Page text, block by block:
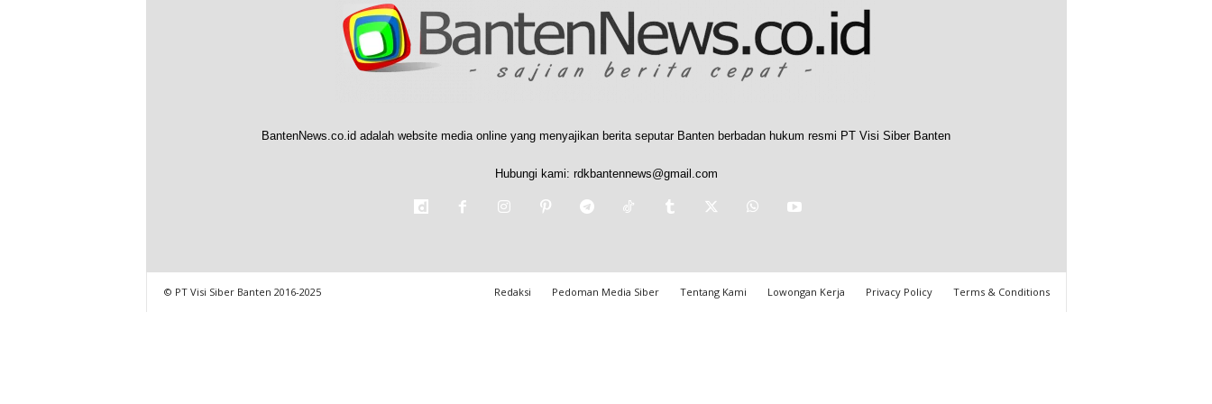
BantenNews.co.id adalah website media online yang menyajikan berita seputar Banten berbadan hukum resmi PT Visi Siber Banten
Hubungi kami: rdkbantennews@gmail.com
Redaksi Pedoman Media Siber Tentang Kami Lowongan Kerja Privacy Policy Terms & Conditions
© PT Visi Siber Banten 2016-2025